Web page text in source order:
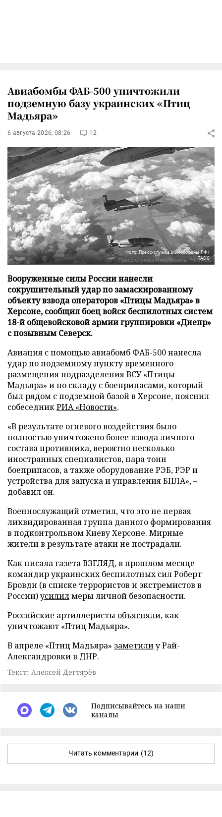
Авиабомбы ФАБ-500 уничтожили
подземную базу украинских «Птиц
Мадьяра»
6 августа 2026, 08:26 12
Фото: Пресс-служба Минобороны РФ/
ТАСС
Вооруженные силы России нанесли
сокрушительный удар по замаскированному
объекту взвода операторов «Птицы Мадьяра» в
Херсоне, сообщил боец войск беспилотных систем
18-й общевойсковой армии группировки «Днепр»
с позывным Северск.
Авиация с помощью авиабомб ФАБ-500 нанесла
удар по подземному пункту временного
размещения подразделения ВСУ «Птицы
Мадьяра» и по складу с боеприпасами, который
был рядом с подземной базой в Херсоне, пояснил
собеседникРИА «Новости».
«В результате огневого воздействия было
полностью уничтожено более взвода личного
состава противника, вероятно несколько
иностранных специалистов, пара тонн
боеприпасов, а также оборудование РЭБ, РЭР и
устройства для запуска и управления БПЛА», –
добавил он.
Военнослужащий отметил, что это не первая
ликвидированная группа данного формирования
в подконтрольном Киеву Херсоне. Мирные
жители в результате атаки не пострадали.
Как писала газета ВЗГЛЯД, в прошлом месяце
командир украинских беспилотных сил Роберт
Бровди (в списке террористов и экстремистов в
России)усилилмеры личной безопасности.
Российские артиллеристы объясняли, как
уничтожают «Птиц Мадьяра».
В апреле «Птиц Мадьяра» заметилиу Рай-
Александровки в ДНР.
Текст: Алексей Дегтярёв
Подписывайтесь на наши
каналы
Читать комментарии (12)